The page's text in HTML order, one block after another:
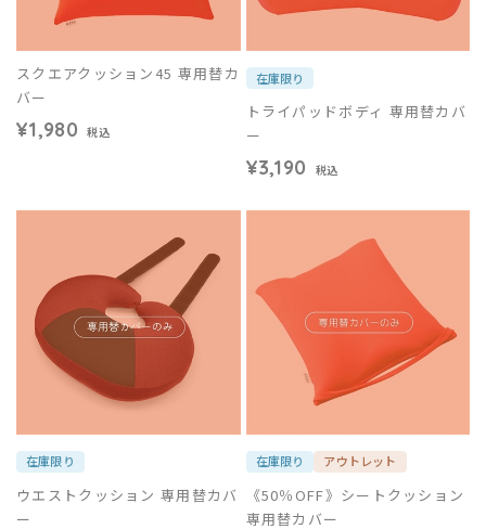
スクエアクッション45 専用替カ
バー
¥1,980 税込
在庫限り
トライパッドボディ 専用替カバ
ー
¥3,190 税込
在庫限り
ウエストクッション 専用替カバ
ー
在庫限り アウトレット
《50％OFF》シートクッション
専用替カバー